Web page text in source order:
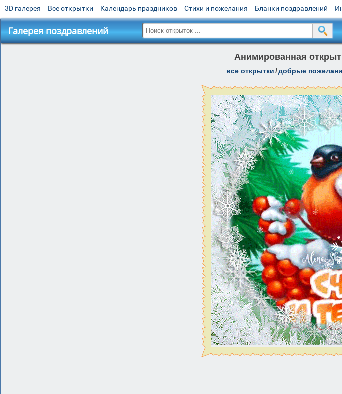
3D галерея Все открытки Календарь праздников Стихи и пожелания Бланки поздравлений
Галерея поздравлений
Анимированная
все открытки/добрые